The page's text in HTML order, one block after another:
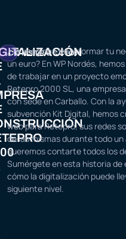
CONSTRUCCIÓN
¿Te imaginas transformar tu
un euro? En WP Nordés,
de trabajar en un proyecto
Retepro 2000 SL, una
con sede en Carballo. Con la
subvención Kit Digital, hemos
web para Retepro, sus redes
de las mismas durante todo un
queremos contarte todos los
Sumérgete en esta historia de
cómo la digitalización puede
siguiente nivel.